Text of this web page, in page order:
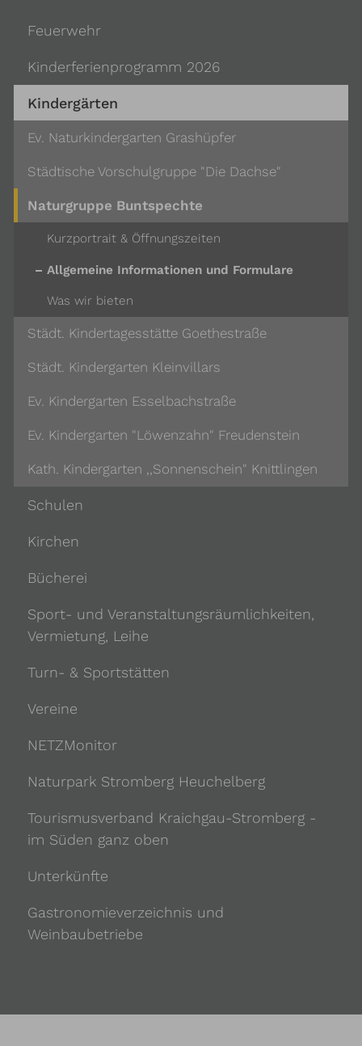
Feuerwehr
Kinderferienprogramm 2026
Kindergärten
Ev. Naturkindergarten Grashüpfer
Städtische Vorschulgruppe "Die Dachse"
Naturgruppe Buntspechte
Kurzportrait & Öffnungszeiten
Allgemeine Informationen und Formulare
Was wir bieten
Städt. Kindertagesstätte Goethestraße
Städt. Kindergarten Kleinvillars
Ev. Kindergarten Esselbachstraße
Ev. Kindergarten "Löwenzahn" Freudenstein
Kath. Kindergarten ,,Sonnenschein" Knittlingen
Schulen
Kirchen
Bücherei
Sport- und Veranstaltungsräumlichkeiten,
Vermietung, Leihe
Turn- & Sportstätten
Vereine
NETZMonitor
Naturpark Stromberg Heuchelberg
Tourismusverband Kraichgau-Stromberg -
im Süden ganz oben
Unterkünfte
Gastronomieverzeichnis und
Weinbaubetriebe